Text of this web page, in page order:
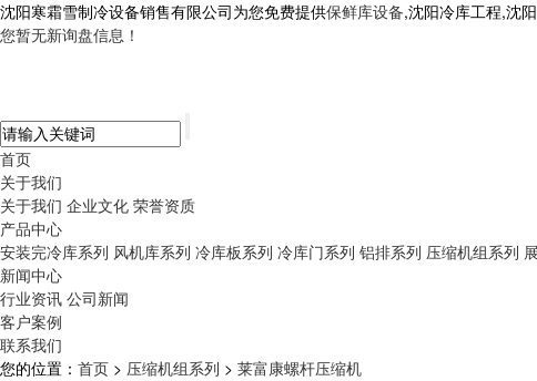
沈阳寒霜雪制冷设备销售有限公司为您免费提供保鲜库设备,沈阳冷库工程,沈
您暂无新询盘信息！
首页
关于我们
关于我们 企业文化 荣誉资质
产品中心
安装完冷库系列 风机库系列 冷库板系列 冷库门系列 铝排系列 压缩机组系列
新闻中心
行业资讯 公司新闻
客户案例
联系我们
您的位置： 首页 > 压缩机组系列 > 莱富康螺杆压缩机